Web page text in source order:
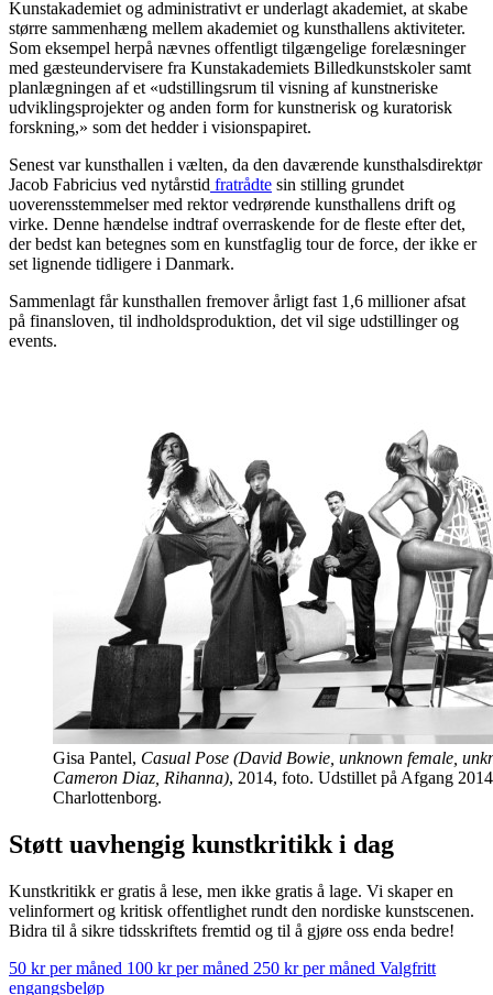
Kunstakademiet og administrativt er underlagt akademiet, at skabe
større sammenhæng mellem akademiet og kunsthallens aktiviteter.
Som eksempel herpå nævnes offentligt tilgængelige forelæsninger
med gæsteundervisere fra Kunstakademiets Billedkunstskoler samt
planlægningen af et «udstillingsrum til visning af kunstneriske
udviklingsprojekter og anden form for kunstnerisk og kuratorisk
forskning,» som det hedder i visionspapiret.
Senest var kunsthallen i vælten, da den daværende kunsthalsdirektør
Jacob Fabricius ved nytårstid fratrådte sin stilling grundet
uoverensstemmelser med rektor vedrørende kunsthallens drift og
virke. Denne hændelse indtraf overraskende for de fleste efter det,
der bedst kan betegnes som en kunstfaglig tour de force, der ikke er
set lignende tidligere i Danmark.
Sammenlagt får kunsthallen fremover årligt fast 1,6 millioner afsat
på finansloven, til indholdsproduktion, det vil sige udstillinger og
events.
Gisa Pantel, Casual Pose (David Bowie, unknown female,
Cameron Diaz, Rihanna), 2014, foto. Udstillet på Afgang
Charlottenborg.
Støtt uavhengig kunstkritikk i dag
Kunstkritikk er gratis å lese, men ikke gratis å lage. Vi skaper en
velinformert og kritisk offentlighet rundt den nordiske kunstscenen.
Bidra til å sikre tidsskriftets fremtid og til å gjøre oss enda bedre!
50 kr per måned 100 kr per måned 250 kr per måned Valgfritt
engangsbeløp